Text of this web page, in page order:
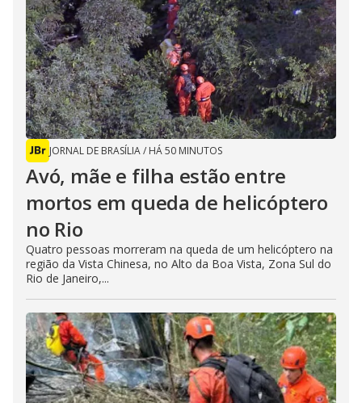
JORNAL DE BRASÍLIA/ HÁ 50 MINUTOS
Avó, mãe e filha estão entre
mortos em queda de helicóptero
no Rio
Quatro pessoas morreram na queda de um helicóptero na
região da Vista Chinesa, no Alto da Boa Vista, Zona Sul do
Rio de Janeiro,...